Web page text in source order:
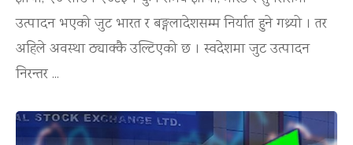
उत्पादन भएको जुट भारत र बङ्गलादेशसम्म निर्यात हुने गथ्र्यो । तर
अहिले अवस्था ठ्याक्कै उल्टिएको छ । स्वदेशमा जुट उत्पादन
निरन्तर ...